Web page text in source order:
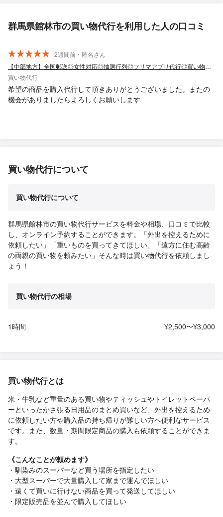
群馬県館林市の買い物代行を利用した人の口コミ
2週間前・匿名さん
【中部地方】全国郵送◎女性対応◎抽選行列◎フリマアプリ代行◎買い物以外も◎
買い物代行
希望の商品を購入代行して頂きありがとうございました。またの
機会がありましたらよろしくお願いします
買い物代行について
買い物代行について
群馬県館林市の買い物代行サービスを料金や相場、口コミで比較
し、オンライン予約することができます。「外出を控えるために
依頼したい」「重いものを買ってきてほしい」「遠方に住む高齢
の両親の買い物を頼みたい」そんな時は買い物代行を依頼しまし
ょう！
買い物代行の相場
1時間 ¥2,500〜¥3,000
買い物代行とは
米・牛乳など重量のある買い物やティッシュやトイレットペーパ
ーといったかさ張る日用品のまとめ買いなど、外出を控えるため
に依頼したい方や購入品の持ち帰りが難しい方へ便利なサービス
です。また、数量・期間限定商品の購入も依頼することができま
す。
《こんなことが頼めます》
・馴染みのスーパーなど買う場所を指定したい
・大型スーパーで大量購入して家まで運んでほしい
・遠くて買いに行けない商品を買って発送してほしい
・限定販売品を並んで購入してほしい